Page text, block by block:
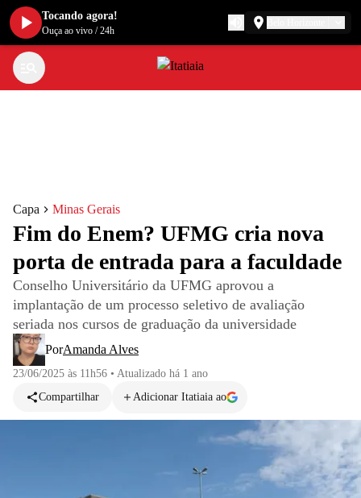
Capa Minas Gerais
Fim do Enem? UFMG cria nova
porta de entrada para a faculdade
Conselho Universitário da UFMG aprovou a
implantação de um processo seletivo de avaliação
seriada nos cursos de graduação da universidade
PorAmanda Alves
23/06/2025 às 11h56 • Atualizado há 1 ano
Compartilhar
Adicionar Itatiaia ao
Tocando agora!
Ouça ao vivo /24h